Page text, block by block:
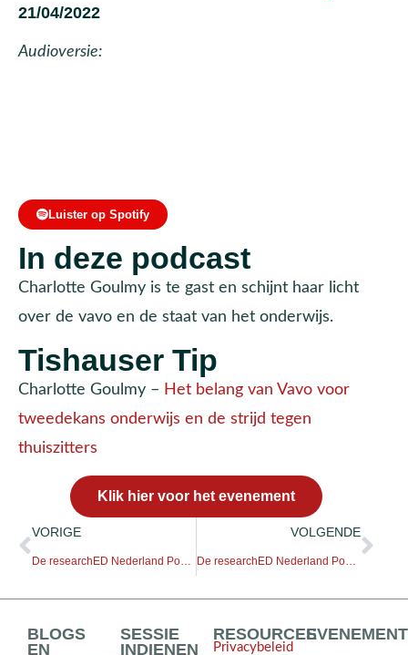
21/04/2022
Audioversie:
Luister op Spotify
In deze podcast
Charlotte Goulmy is te gast en schijnt haar licht
over de vavo en de staat van het onderwijs.
Tishauser Tip
Charlotte Goulmy – Het belang van Vavo voor
tweedekans onderwijs en de strijd tegen
thuiszitters
Klik hier voor het evenement
VORIGE
De researchED Nederland Podcast afl. 18 – Dave van der Geer
VOLGENDE
De researchED Nederland Podcast afl. 20 – Renske de Kleijn
BLOGS
EN
SESSIE
INDIENEN
RESOURCES
Privacybeleid